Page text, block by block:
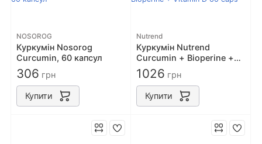
NOSOROG
Куркумін Nosorog
Curcumin, 60 капсул
306 грн
Купити
Nutrend
Куркумін Nutrend
Curcumin + Bioperine +
Vitamin D 60 caps
1026 грн
Купити